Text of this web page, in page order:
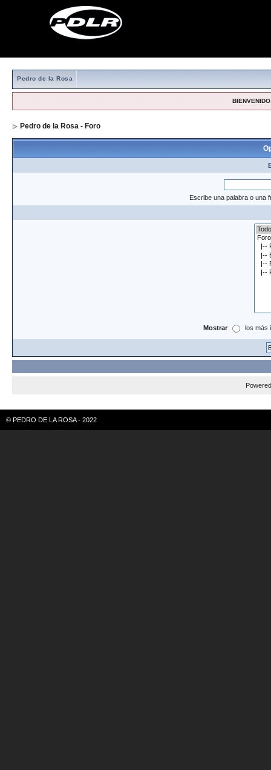
Pedro de la Rosa
Pedro de la Rosa - Foro
Escribe una palabra o una
Mostrar los más
© PEDRO DE LA ROSA - 2022